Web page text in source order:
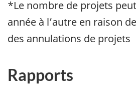
*Le nombre de projets
année à l’autre en raison
des annulations de projets
Rapports